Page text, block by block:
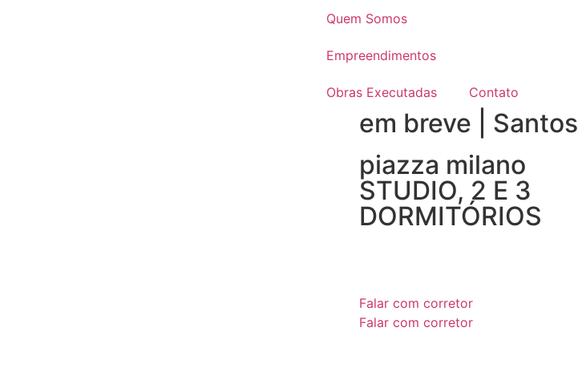
Quem Somos
Empreendimentos
Obras Executadas Contato
em breve | Santos
piazza milano
STUDIO, 2 E 3
DORMITÓRIOS
Falar com corretor
Falar com corretor